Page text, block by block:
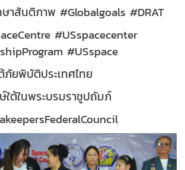
าสันติภาพ #Globalgoals #DRAT
#USspacecenter
#USspace
ยพิบัติประเทศไทย
ต้ในพระบรมราชูปถัมภ์